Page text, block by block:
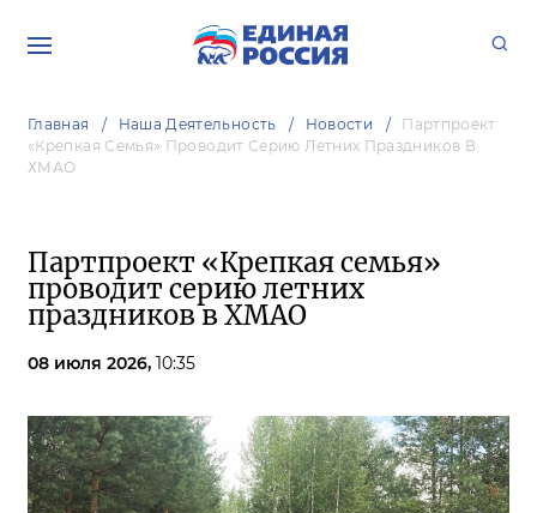
Главная Наша Деятельность Новости
Партпроект
«Крепкая Семья» Проводит Серию Летних Праздников В
ХМАО
Партпроект «Крепкая семья»
проводит серию летних
праздников в ХМАО
08 июля 2026, 10:35